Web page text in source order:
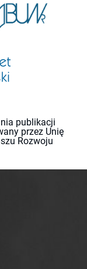
publikacji
przez Unię
Rozwoju